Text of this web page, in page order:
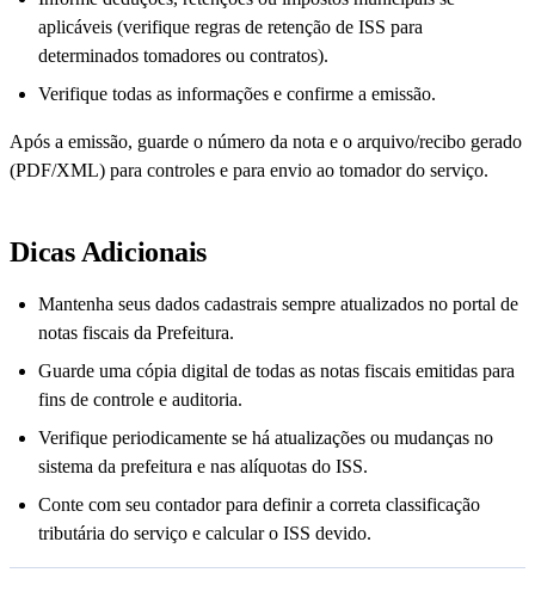
aplicáveis (verifique regras de retenção de ISS para
determinados tomadores ou contratos).
Verifique todas as informações e confirme a emissão.
Após a emissão, guarde o número da nota e o arquivo/recibo gerado
(PDF/XML) para controles e para envio ao tomador do serviço.
Dicas Adicionais
Mantenha seus dados cadastrais sempre atualizados no portal de
notas fiscais da Prefeitura.
Guarde uma cópia digital de todas as notas fiscais emitidas para
fins de controle e auditoria.
Verifique periodicamente se há atualizações ou mudanças no
sistema da prefeitura e nas alíquotas do ISS.
Conte com seu contador para definir a correta classificação
tributária do serviço e calcular o ISS devido.